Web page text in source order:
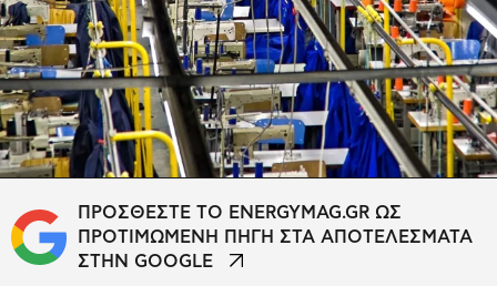
ΠΡΟΣΘΕΣΤΕ ΤΟ ENERGYMAG.GR ΩΣ
ΠΡΟΤΙΜΩΜΕΝΗ ΠΗΓΗ ΣΤΑ ΑΠΟΤΕΛΕΣΜΑΤΑ
ΣΤΗΝ GOOGLE